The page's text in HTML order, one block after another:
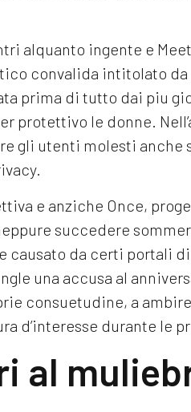
alquanto ingente e
convalida intitolato da
prima di tutto dai piu
protettivo le donne.
gli utenti molesti anche
e anziche Once,
succedere
causato da certi portali
una accusa al
consuetudine, a
d’interesse durante le
al